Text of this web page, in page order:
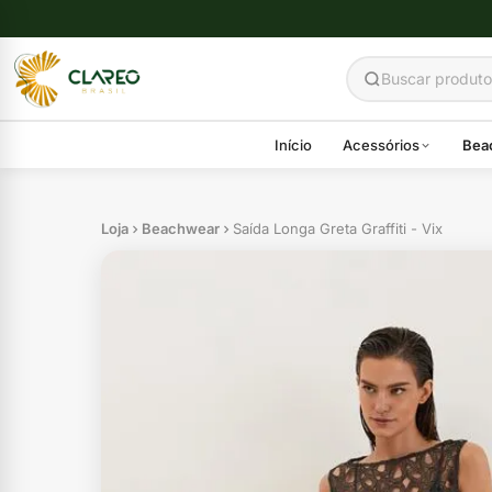
Início Acessórios
Loja Beachwear Saída Longa Greta Graffiti - Vix